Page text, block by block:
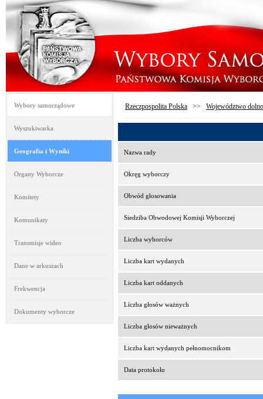
Wybory samorządowe
Wyszukiwarka
Geografia i Wyniki
Organy Wyborcze
Komitety
Komunikaty
Transmisje wideo
Dane w arkuszach
Frekwencja
Dokumenty wyborcze
Rzeczpospolita Polska >> Województwo
Nazwa rady
Okręg wyborczy
Obwód głosowania
Siedziba Obwodowej Komisji Wyborczej
Liczba wyborców
Liczba kart wydanych
Liczba kart oddanych
Liczba głosów ważnych
Liczba głosów nieważnych
Liczba kart wydanych pełnomocnikom
Data protokołu